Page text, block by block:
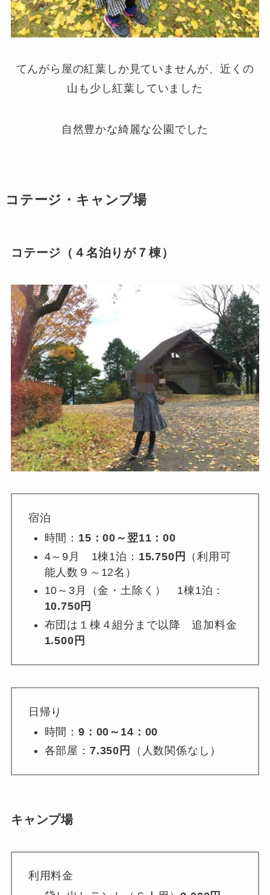
てんがら屋の紅葉しか見ていませんが、近くの
山も少し紅葉していました
自然豊かな綺麗な公園でした
コテージ・キャンプ場
コテージ（４名泊りが７棟）
宿泊
時間： 15：00～翌11：00
4～9月 1棟1泊： 15.750円
（利用可
能人数９～12名）
10～3月（金・土除く） 1棟1泊：
10.750円
布団は１棟４組分まで以降 追加料金
1.500円
日帰り
時間：9：00～14：00
各部屋： 7.350円 （人数関係なし）
キャンプ場
利用料金